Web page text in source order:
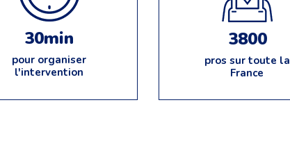
30min
pour organiser
l'intervention
3800
pros sur toute la
France